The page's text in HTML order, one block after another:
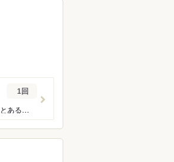
前から気になっていたので行ってみました。 フェアとしてはクリュッグ、ペリエジュエでしたが、マムを。 店名にawaとあるだけにシャンパーニュのラインナップが強い。 雰囲気、接客の程よい距離感の気配り、強者感はとても良いです。 サーブもその場で注いでくれるので特別感ありますね。 サービスとしてはとても好みですが、良い品質のシャンパンを飲みたい以外に私的利用を考えたら、 立地柄の使い道として帝国ホテル利用か、0次会、宝塚や映画前にちょっととかでの利用に限られるかなと。 例えばデートとかで来るにしてもここ来てホテル泊まらず帰るとかちょっと冷めそうだし、子供連れはメニュー構成的に論外。(コンセプト的に当然か…) 雰囲気だけならレクサスのカフェでも全然良いし。 とは言え1人でゆっくり良いシャンパンを楽しみたい時には良いかもしれないです。 できればそのまま部屋に帰るが最高な余韻だと思いました笑
1回